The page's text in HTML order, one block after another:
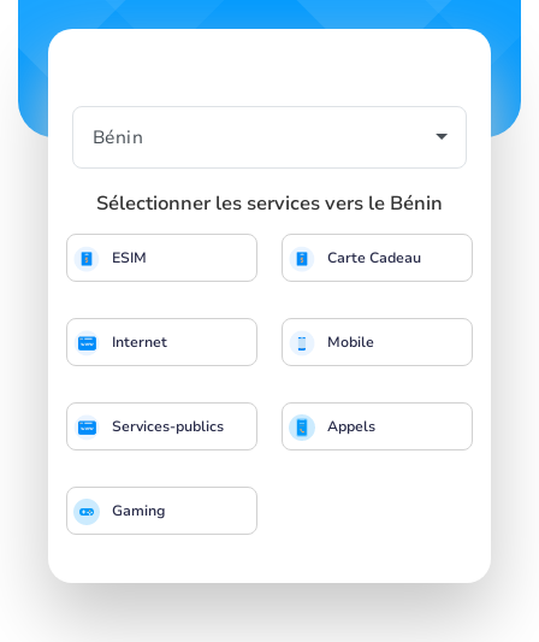
Sélectionner les services vers le Bénin
ESIM Carte Cadeau
Internet Mobile
Services-publics Appels
Gaming